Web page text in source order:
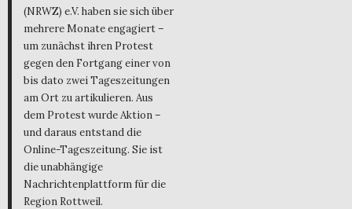
(NRWZ) e.V. haben sie sich über
mehrere Monate engagiert –
um zunächst ihren Protest
gegen den Fortgang einer von
bis dato zwei Tageszeitungen
am Ort zu artikulieren. Aus
dem Protest wurde Aktion –
und daraus entstand die
Online-Tageszeitung. Sie ist
die unabhängige
Nachrichtenplattform für die
Region Rottweil.